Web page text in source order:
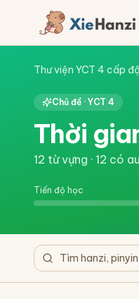
Thư viện YCT 4 cấp
Chủ đề · YCT 4
Thời
12 từ vựng · 12 có
Tiến độ học